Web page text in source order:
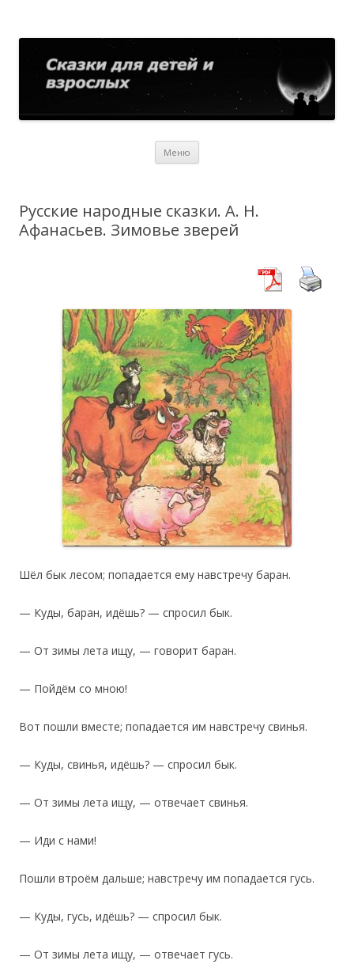
Меню
Русские народные сказки. А. Н.
Афанасьев. Зимовье зверей
Шёл бык лесом; попадается ему навстречу баран.
— Куды, баран, идёшь? — спросил бык.
— От зимы лета ищу, — говорит баран.
— Пойдём со мною!
Вот пошли вместе; попадается им навстречу свинья.
— Куды, свинья, идёшь? — спросил бык.
— От зимы лета ищу, — отвечает свинья.
— Иди с нами!
Пошли втроём дальше; навстречу им попадается гусь.
— Куды, гусь, идёшь? — спросил бык.
— От зимы лета ищу, — отвечает гусь.